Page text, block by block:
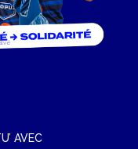
AVEC